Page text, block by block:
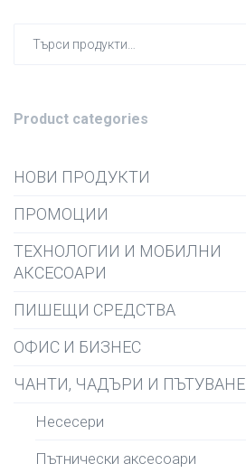
Product categories
НОВИ ПРОДУКТИ
ПРОМОЦИИ
ТЕХНОЛОГИИ И МОБИЛНИ
АКСЕСОАРИ
ПИШЕЩИ СРЕДСТВА
ОФИС И БИЗНЕС
ЧАНТИ, ЧАДЪРИ И ПЪТУВАНЕ
Несесери
Пътнически аксесоари